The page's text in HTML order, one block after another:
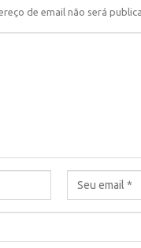
de email não será